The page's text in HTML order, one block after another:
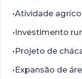
•Atividade
•Investimento
•Projeto de
•Expansão de